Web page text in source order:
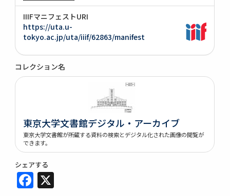
IIIFマニフェストURI
https://uta.u-
tokyo.ac.jp/uta/iiif/62863/manifest
コレクション名
東京大学文書館デジタル・アーカイブ
東京大学文書館が所蔵する資料の検索とデジタル化された画像の閲覧が
できます。
シェアする
Facebook